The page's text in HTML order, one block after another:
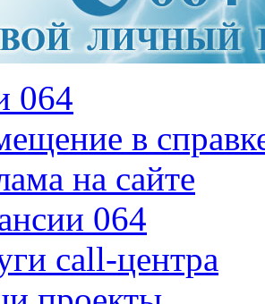
064
в
на сайте
064
call-центра